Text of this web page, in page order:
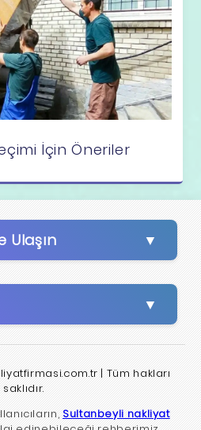
İçin Öneriler
Ulaşın
| Tüm hakları
saklıdır.
Sultanbeyli nakliyat